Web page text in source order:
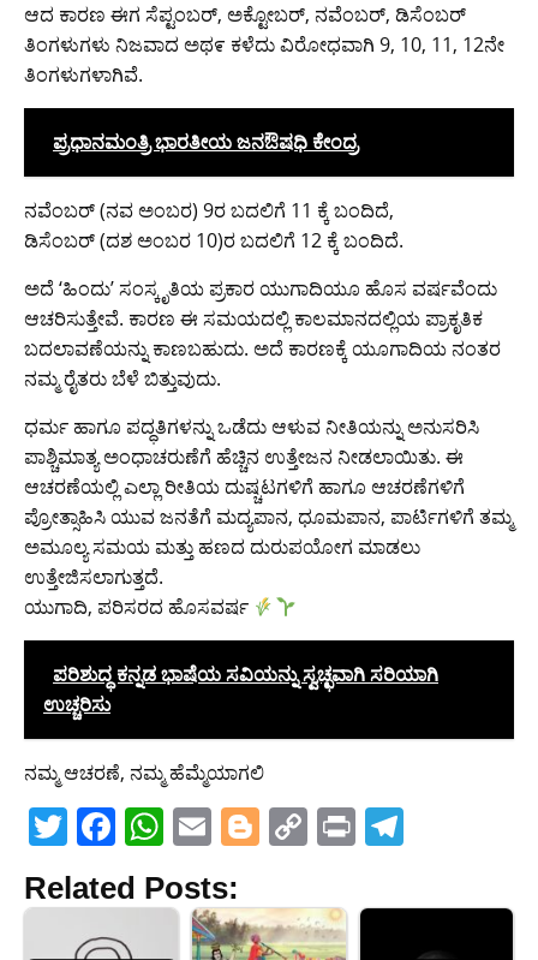
ಆದ ಕಾರಣ ಈಗ ಸೆಪ್ಟಂಬರ್, ಅಕ್ಟೋಬರ್, ನವೆಂಬರ್, ಡಿಸೆಂಬರ್
ತಿಂಗಳುಗಳು ನಿಜವಾದ ಅಥ೯ ಕಳೆದು ವಿರೋಧವಾಗಿ 9, 10, 11, 12ನೇ
ತಿಂಗಳುಗಳಾಗಿವೆ.
ಪ್ರಧಾನಮಂತ್ರಿ ಭಾರತೀಯ ಜನಔಷಧಿ ಕೇಂದ್ರ
ನವೆಂಬರ್ (ನವ ಅಂಬರ) 9ರ ಬದಲಿಗೆ 11 ಕ್ಕೆ ಬಂದಿದೆ,
ಡಿಸೆಂಬರ್ (ದಶ ಅಂಬರ 10)ರ ಬದಲಿಗೆ 12 ಕ್ಕೆ ಬಂದಿದೆ.
ಅದೆ ‘ಹಿಂದು’ ಸಂಸ್ಕೃತಿಯ ಪ್ರಕಾರ ಯುಗಾದಿಯೂ ಹೊಸ ವರ್ಷವೆಂದು
ಆಚರಿಸುತ್ತೇವೆ. ಕಾರಣ ಈ ಸಮಯದಲ್ಲಿ ಕಾಲಮಾನದಲ್ಲಿಯ ಪ್ರಾಕೃತಿಕ
ಬದಲಾವಣೆಯನ್ನು ಕಾಣಬಹುದು. ಅದೆ ಕಾರಣಕ್ಕೆ ಯೂಗಾದಿಯ ನಂತರ
ನಮ್ಮ ರೈತರು ಬೆಳೆ ಬಿತ್ತುವುದು.
ಧರ್ಮ ಹಾಗೂ ಪದ್ಧತಿಗಳನ್ನು ಒಡೆದು ಆಳುವ ನೀತಿಯನ್ನು ಅನುಸರಿಸಿ
ಪಾಶ್ಚಿಮಾತ್ಯ ಅಂಧಾಚರುಣೆಗೆ ಹೆಚ್ಚಿನ ಉತ್ತೇಜನ ನೀಡಲಾಯಿತು. ಈ
ಆಚರಣೆಯಲ್ಲಿ ಎಲ್ಲಾ ರೀತಿಯ ದುಷ್ಚಟಗಳಿಗೆ ಹಾಗೂ ಆಚರಣೆಗಳಿಗೆ
ಪ್ರೋತ್ಸಾಹಿಸಿ ಯುವ ಜನತೆಗೆ ಮದ್ಯಪಾನ, ಧೂಮಪಾನ, ಪಾರ್ಟಿಗಳಿಗೆ ತಮ್ಮ
ಅಮೂಲ್ಯ ಸಮಯ ಮತ್ತು ಹಣದ ದುರುಪಯೋಗ ಮಾಡಲು
ಉತ್ತೇಜಿಸಲಾಗುತ್ತದೆ.
ಯುಗಾದಿ, ಪರಿಸರದ ಹೊಸವರ್ಷ
ಪರಿಶುದ್ಧ ಕನ್ನಡ ಭಾಷೆಯ ಸವಿಯನ್ನು ಸ್ವಚ್ಛವಾಗಿ ಸರಿಯಾಗಿ
ಉಚ್ಚರಿಸು
ನಮ್ಮ ಆಚರಣೆ, ನಮ್ಮ ಹೆಮ್ಮೆಯಾಗಲಿ
T
w
itt
er
F
a
c
e
W
at
E
ai
l
Bl
g
g
C
p
y
Pr
t e
gr
Related Posts: